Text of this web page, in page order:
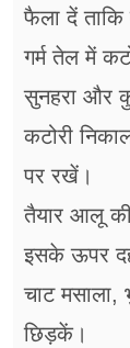
फैला दें
गर्म तेल में
सुनहरा और
कटोरी
पर रखें।
तैयार आलू
इसके ऊपर
चाट मसाला,
छिड़कें।